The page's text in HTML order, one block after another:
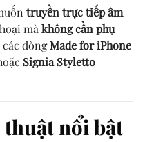
truyền trực tiếp âm
mà không cần phụ
dòngMade for iPhone
Signia Styletto
nổi bật